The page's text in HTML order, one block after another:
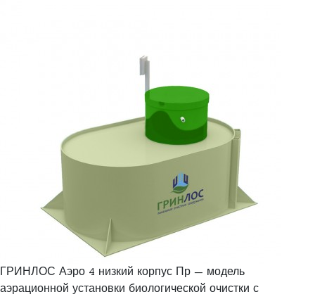
ГРИНЛОС Аэро 4 низкий корпус Пр — модель
аэрационной установки биологической очистки с